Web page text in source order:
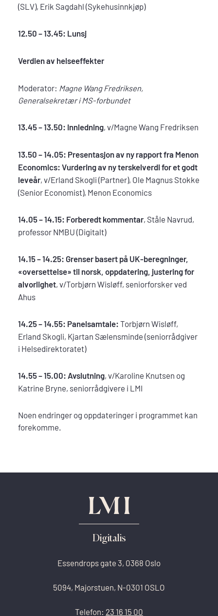
(SLV), Erik Sagdahl (Sykehusinnkjøp)
12.50 – 13.45: Lunsj
Verdien av helseeffekter
Moderator: Magne Wang Fredriksen,
Generalsekretær i MS-forbundet
13.45 – 13.50: Innledning, v/Magne Wang Fredriksen
13.50 – 14.05: Presentasjon av ny rapport fra Menon
Economics: Vurdering av ny terskelverdi for et godt
leveår, v/Erland Skogli (Partner), Ole Magnus Stokke
(Senior Economist), Menon Economics
14.05 – 14.15: Forberedt kommentar, Ståle Navrud,
professor NMBU (Digitalt)
14.15 – 14.25: Grenser basert på UK-beregninger,
«oversettelse» til norsk, oppdatering, justering for
alvorlighet, v/Torbjørn Wisløff, seniorforsker ved
Ahus
14.25 – 14.55: Panelsamtale:Torbjørn Wisløff,
Erland Skogli, Kjartan Sælensminde (seniorrådgiver
i Helsedirektoratet)
14.55 – 15.00: Avslutning, v/Karoline Knutsen og
Katrine Bryne, seniorrådgivere i LMI
Noen endringer og oppdateringer i programmet kan
forekomme.
Digitalis
Essendrops gate 3, 0368 Oslo
5094, Majorstuen, N-0301 OSLO
Telefon: 23 16 15 00